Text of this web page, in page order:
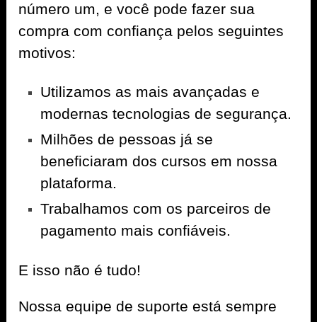
número um, e você pode fazer sua
compra com confiança pelos seguintes
motivos:
Utilizamos as mais avançadas e
modernas tecnologias de segurança.
Milhões de pessoas já se
beneficiaram dos cursos em nossa
plataforma.
Trabalhamos com os parceiros de
pagamento mais confiáveis.
E isso não é tudo!
Nossa equipe de suporte está sempre